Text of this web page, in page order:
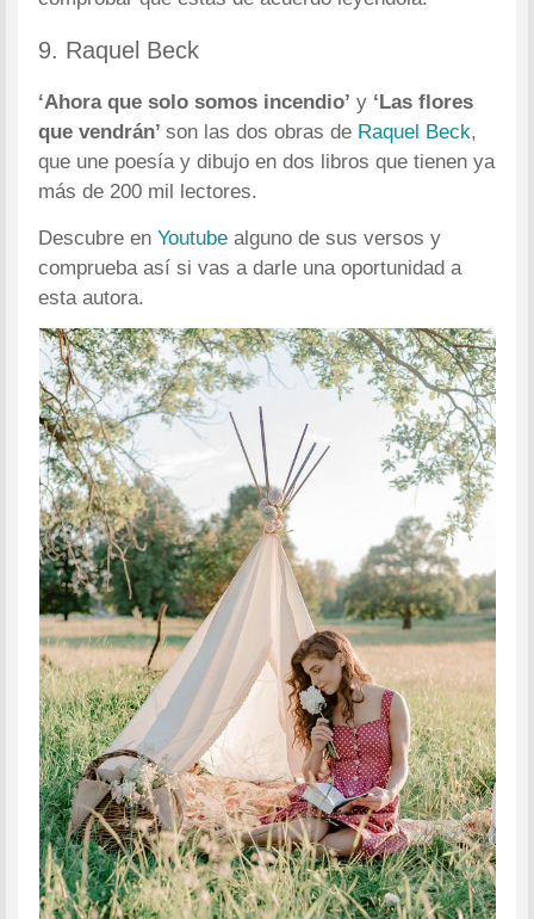
9. Raquel Beck
‘Ahora que solo somos incendio’ y ‘Las flores
que vendrán’son las dos obras de Raquel Beck,
que une poesía y dibujo en dos libros que tienen ya
más de 200 mil lectores.
Descubre enYoutube alguno de sus versos y
comprueba así si vas a darle una oportunidad a
esta autora.